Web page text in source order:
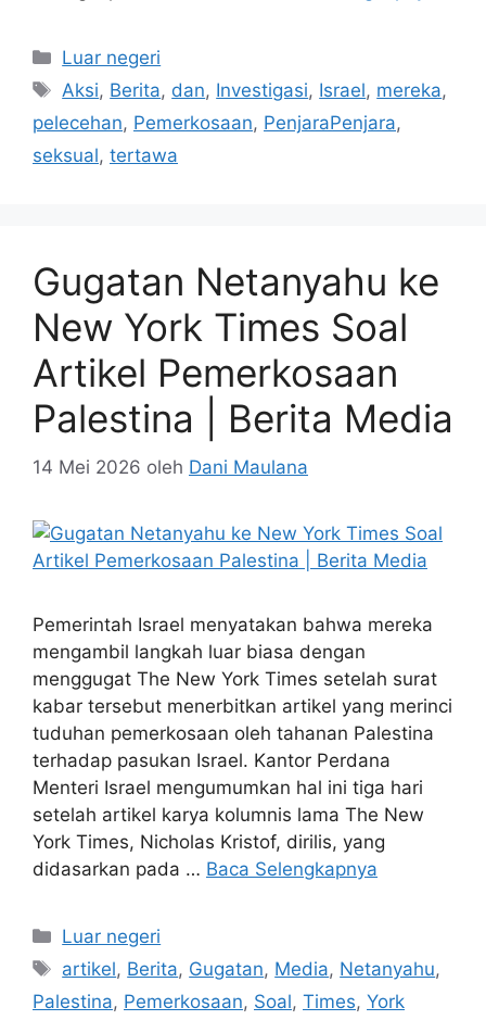
Kategori
Luar negeri
Tag
Aksi, Berita, dan, Investigasi, Israel, mereka,
pelecehan, Pemerkosaan, PenjaraPenjara,
seksual, tertawa
Gugatan Netanyahu ke
New York Times Soal
Artikel Pemerkosaan
Palestina | Berita Media
14 Mei 2026 oleh Dani Maulana
Pemerintah Israel menyatakan bahwa mereka
mengambil langkah luar biasa dengan
menggugat The New York Times setelah surat
kabar tersebut menerbitkan artikel yang merinci
tuduhan pemerkosaan oleh tahanan Palestina
terhadap pasukan Israel. Kantor Perdana
Menteri Israel mengumumkan hal ini tiga hari
setelah artikel karya kolumnis lama The New
York Times, Nicholas Kristof, dirilis, yang
didasarkan pada … Baca Selengkapnya
Kategori
Luar negeri
Tag
artikel, Berita, Gugatan, Media, Netanyahu,
Palestina, Pemerkosaan, Soal, Times, York